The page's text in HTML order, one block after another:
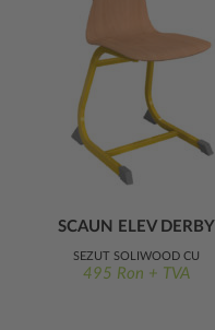
SCAUN ELEV DERBY
ERGO
ȘEZUT SOLIWOOD CU
ORIFICIU PRINDERE
495 Ron + TVA